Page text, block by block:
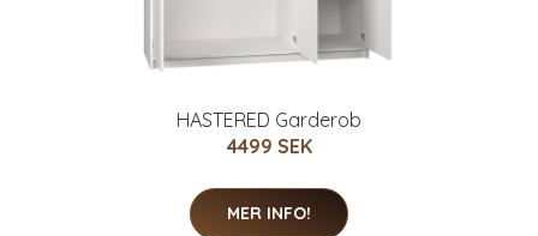
HASTERED Garderob
4499 SEK
MER INFO!